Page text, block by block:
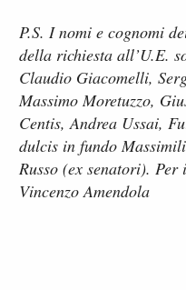
P.S. I nomi e cognomi
della richiesta all’U.E.
Claudio Giacomelli,
Massimo Moretuzzo,
Centis, Andrea Ussai,
dulcis in fundo
Russo (ex senatori).
Vincenzo Amendola